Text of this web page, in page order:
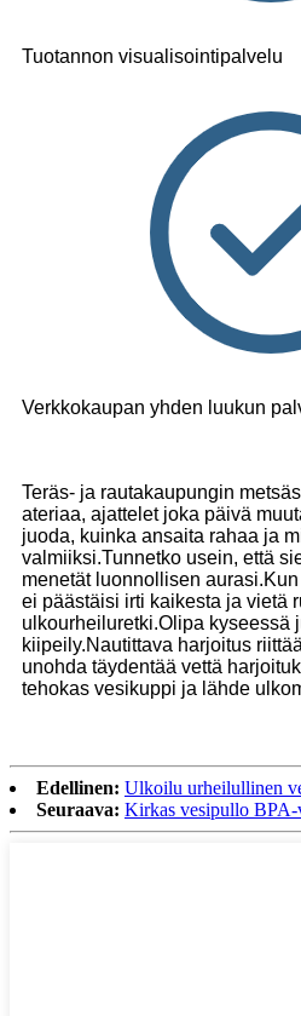
Tuotannon visualisointipalvelu
Verkkokaupan yhden luukun
Teräs- ja rautakaupungin
ateriaa, ajattelet joka päivä
juoda, kuinka ansaita rahaa ja
valmiiksi.Tunnetko usein, että
menetät luonnollisen
ei päästäisi irti kaikesta ja vietä
ulkourheiluretki.Olipa kyseessä
kiipeily.Nautittava harjoitus
unohda täydentää vettä
tehokas vesikuppi ja lähde
Edellinen: Ulkoilu urheilullinen
Seuraava: Kirkas vesipullo BPA-